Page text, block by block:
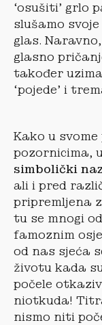
‘osušiti’ grlo
slušamo
glas.
glasno
također
‘pojede’ i
Kako u
pozornicima,
simbolički
ali i pred
pripremljena
tu se mnogi
famoznim
od nas sjeća
životu kada
počele
niotkuda!
nismo niti